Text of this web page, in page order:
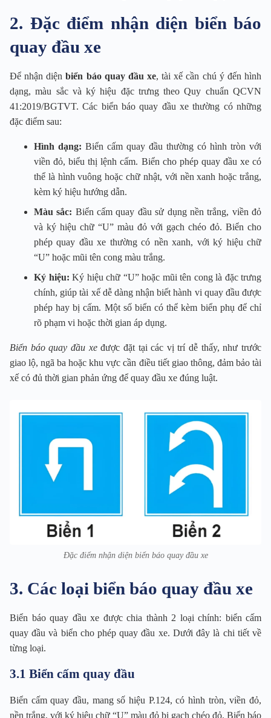
2. Đặc điểm nhận diện biển báo
quay đầu xe
Để nhận diệnbiển báo quay đầu xe, tài xế cần chú ý đến hình
dạng, màu sắc và ký hiệu đặc trưng theo Quy chuẩn QCVN
41:2019/BGTVT. Các biển báo quay đầu xe thường có những
đặc điểm sau:
Hình dạng: Biển cấm quay đầu thường có hình tròn với
viền đỏ, biểu thị lệnh cấm. Biển cho phép quay đầu xe có
thể là hình vuông hoặc chữ nhật, với nền xanh hoặc trắng,
kèm ký hiệu hướng dẫn.
Màu sắc: Biển cấm quay đầu sử dụng nền trắng, viền đỏ
và ký hiệu chữ “U” màu đỏ với gạch chéo đỏ. Biển cho
phép quay đầu xe thường có nền xanh, với ký hiệu chữ
“U” hoặc mũi tên cong màu trắng.
Ký hiệu: Ký hiệu chữ “U” hoặc mũi tên cong là đặc trưng
chính, giúp tài xế dễ dàng nhận biết hành vi quay đầu được
phép hay bị cấm. Một số biển có thể kèm biển phụ để chỉ
rõ phạm vi hoặc thời gian áp dụng.
Biển báo quay đầu xeđược đặt tại các vị trí dễ thấy, như trước
giao lộ, ngã ba hoặc khu vực cần điều tiết giao thông, đảm bảo tài
xế có đủ thời gian phản ứng để quay đầu xe đúng luật.
Đặc điểm nhận diện biển báo quay đầu xe
3. Các loại biển báo quay đầu xe
Biển báo quay đầu xe được chia thành 2 loại chính: biển cấm
quay đầu và biển cho phép quay đầu xe. Dưới đây là chi tiết về
từng loại.
3.1 Biển cấm quay đầu
Biển cấm quay đầu, mang số hiệu P.124, có hình tròn, viền đỏ,
nền trắng, với ký hiệu chữ “U” màu đỏ bị gạch chéo đỏ. Biển báo